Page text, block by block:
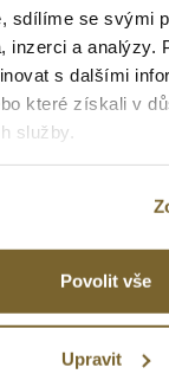
sdílíme se svými
inzerci a analýzy.
s dalšími
které získali v
služby.
Povolit vše
Upravit
a odolnosti –
hodinek
se bez výjimky
odolnost
expedicích.
úspěšný výstup
v západním
amerického
roky později projekt
a zvuků pod
1970 se v projektu
PH 1000M a ještě